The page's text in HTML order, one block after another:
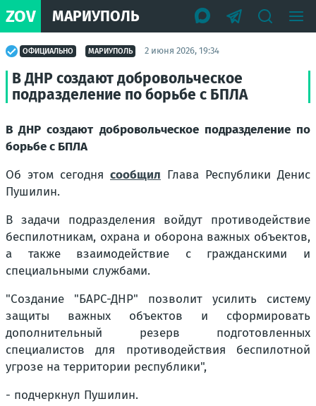
ZOV МАРИУПОЛЬ
ОФИЦИАЛЬНО МАРИУПОЛЬ 2 июня 2026, 19:34
В ДНР создают добровольческое
подразделение по борьбе с БПЛА
В ДНР создают добровольческое подразделение по
борьбе с БПЛА
Об этом сегодня сообщил Глава Республики Денис
Пушилин.
В задачи подразделения войдут противодействие
беспилотникам, охрана и оборона важных объектов,
а также взаимодействие с гражданскими и
специальными службами.
"Создание "БАРС-ДНР" позволит усилить систему
защиты важных объектов и сформировать
дополнительный резерв подготовленных
специалистов для противодействия беспилотной
угрозе на территории республики",
- подчеркнул Пушилин.